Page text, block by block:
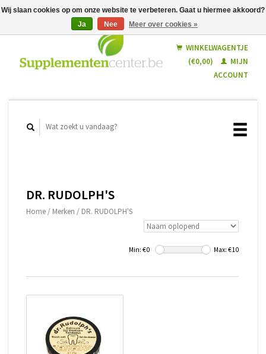
Nederlands
WINKELWAGENTJE
(€0,00)
MIJN
ACCOUNT
DR. RUDOLPH'S
Home / Merken / DR. RUDOLPH'S
Min: €0 Max: €10
Wij slaan cookies op om onze website te verbeteren. Gaat u hiermee akkoord?
Ja
Nee Meer over cookies »